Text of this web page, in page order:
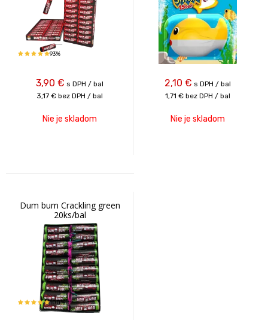
93%
3,90 € s DPH / bal
3,17 € bez DPH / bal
Nie je skladom
2,10 € s DPH / bal
1,71 € bez DPH / bal
Nie je skladom
Dum bum Crackling green
20ks/bal
100%